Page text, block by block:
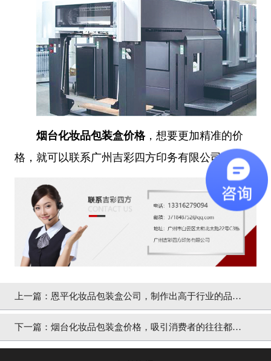
烟台化妆品包装盒价格，想要更加精准的价
格，就可以联系广州吉彩四方印务有限公司。
上一篇： 恩平化妆品包装盒公司，制作出高于行业的品质
的包装[吉彩四方]
下一篇： 烟台化妆品包装盒价格，吸引消费者的往往都是